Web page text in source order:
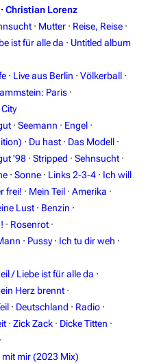
12 290.4K
Rammstein
Information
list
· Christian Lorenz
· Mutter · Reise, Reise ·
ist für alle da · Untitled album
· Live aus Berlin · Völkerball ·
Paris ·
· Seemann · Engel ·
· Du hast · Das Modell ·
'98 · Stripped · Sehnsucht ·
· Sonne · Links 2-3-4 · Ich will
frei! · Mein Teil · Amerika ·
Lust · Benzin ·
· Rosenrot ·
· Pussy · Ich tu dir weh ·
/ Liebe ist für alle da ·
Herz brennt ·
· Deutschland · Radio ·
· Zick Zack · Dicke Titten ·
·
mit mir (2023 Mix)